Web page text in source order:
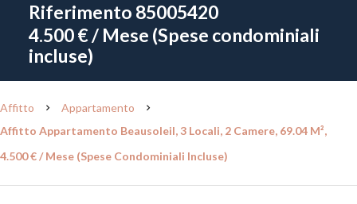
Riferimento 85005420
4.500 € / Mese (Spese condominiali
incluse)
Affitto
Appartamento
Affitto Appartamento Beausoleil, 3 Locali, 2 Camere, 69.04 M²,
4.500 € / Mese (Spese Condominiali Incluse)